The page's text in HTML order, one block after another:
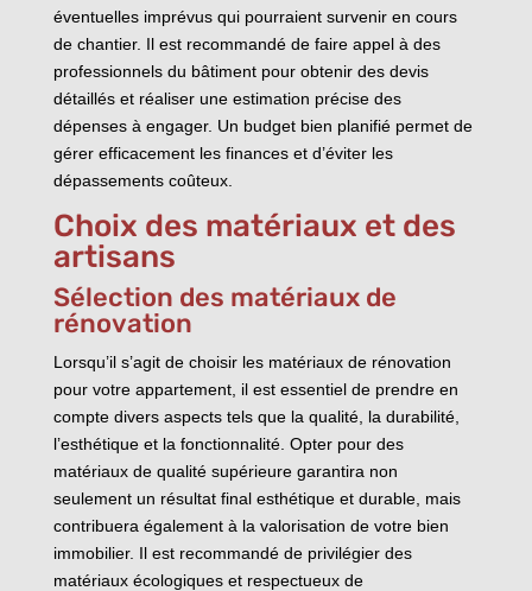
éventuelles imprévus qui pourraient survenir en cours
de chantier. Il est recommandé de faire appel à des
professionnels du bâtiment pour obtenir des devis
détaillés et réaliser une estimation précise des
dépenses à engager. Un budget bien planifié permet de
gérer efficacement les finances et d’éviter les
dépassements coûteux.
Choix des matériaux et des
artisans
Sélection des matériaux de
rénovation
Lorsqu’il s’agit de choisir les matériaux de rénovation
pour votre appartement, il est essentiel de prendre en
compte divers aspects tels que la qualité, la durabilité,
l’esthétique et la fonctionnalité. Opter pour des
matériaux de qualité supérieure garantira non
seulement un résultat final esthétique et durable, mais
contribuera également à la valorisation de votre bien
immobilier. Il est recommandé de privilégier des
matériaux écologiques et respectueux de